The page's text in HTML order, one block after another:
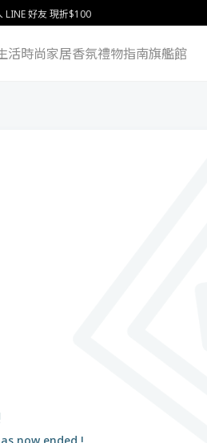
LINE 好友 現折$100
活時尚家居香氛禮物指南旗艦館